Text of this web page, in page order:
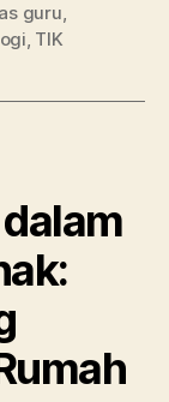
guru,
, TIK